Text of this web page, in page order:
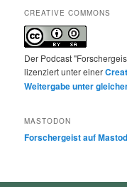
CREATIVE COMMONS
Der Podcast
lizenziert unter einer
Weitergabe unter
MASTODON
Forschergeist auf